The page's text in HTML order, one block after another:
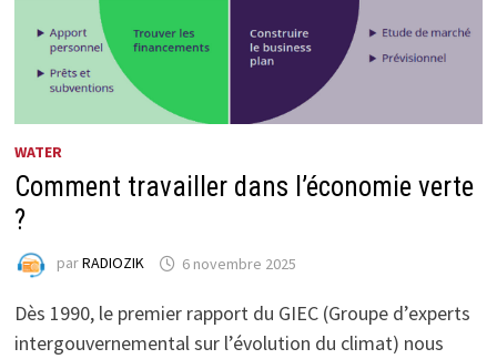
WATER
Comment travailler dans l’économie verte
?
parRADIOZIK 6 novembre 2025
Dès 1990, le premier rapport du GIEC (Groupe d’experts
intergouvernemental sur l’évolution du climat) nous